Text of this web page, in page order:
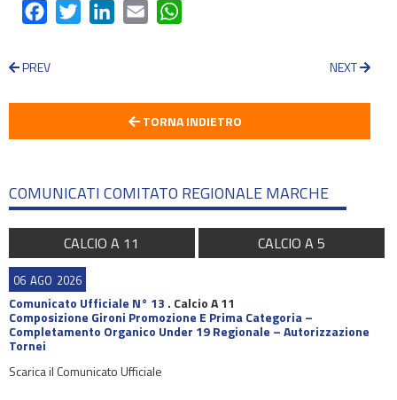
FacebookTwitter LinkedInEmail
PREV NEXT
TORNA INDIETRO
COMUNICATI COMITATO REGIONALE MARCHE
CALCIO A 11 CALCIO A 5
06 AGO 2026
Comunicato Ufficiale N° 13 . Calcio A 11
Composizione Gironi Promozione E Prima Categoria –
Completamento Organico Under 19 Regionale – Autorizzazione
Tornei
Scarica il Comunicato Ufficiale